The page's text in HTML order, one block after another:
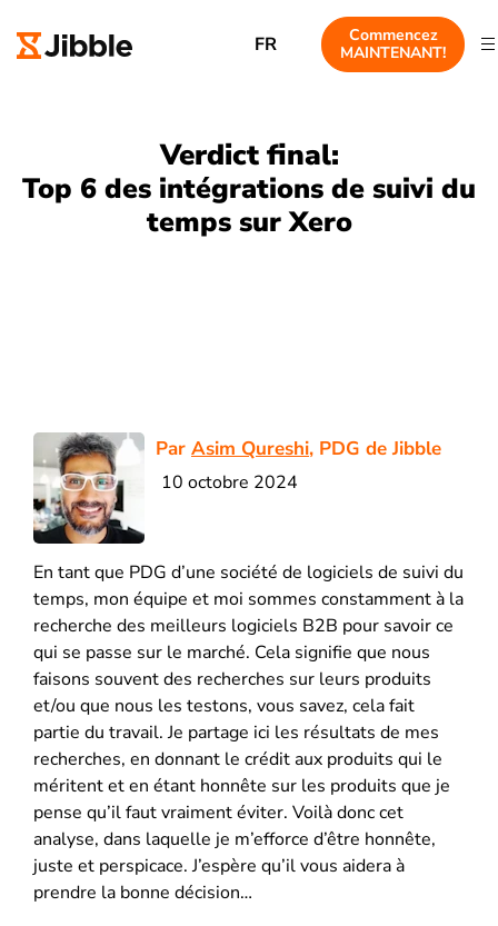
FR
Commencez
MAINTENANT!
Verdict final:
Top 6 des intégrations de suivi du
temps sur Xero
Par Asim Qureshi, PDG de Jibble
10 octobre 2024
En tant que PDG d’une société de logiciels de suivi du
temps, mon équipe et moi sommes constamment à la
recherche des meilleurs logiciels B2B pour savoir ce
qui se passe sur le marché. Cela signifie que nous
faisons souvent des recherches sur leurs produits
et/ou que nous les testons, vous savez, cela fait
partie du travail. Je partage ici les résultats de mes
recherches, en donnant le crédit aux produits qui le
méritent et en étant honnête sur les produits que je
pense qu’il faut vraiment éviter. Voilà donc cet
analyse, dans laquelle je m’efforce d’être honnête,
juste et perspicace. J’espère qu’il vous aidera à
prendre la bonne décision…